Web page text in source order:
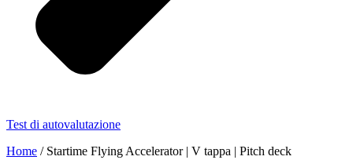
Test di autovalutazione
Home / Startime Flying Accelerator | V tappa | Pitch deck